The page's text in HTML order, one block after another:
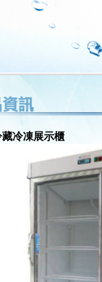
冷凍展示櫃